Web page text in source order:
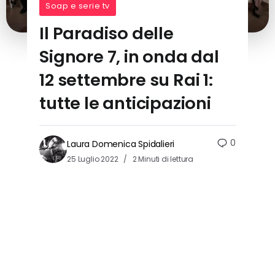
Soap e serie tv
Il Paradiso delle
Signore 7, in onda dal
12 settembre su Rai 1:
tutte le anticipazioni
Laura Domenica Spidalieri
25 Luglio 2022 2 Minuti di lettura
0